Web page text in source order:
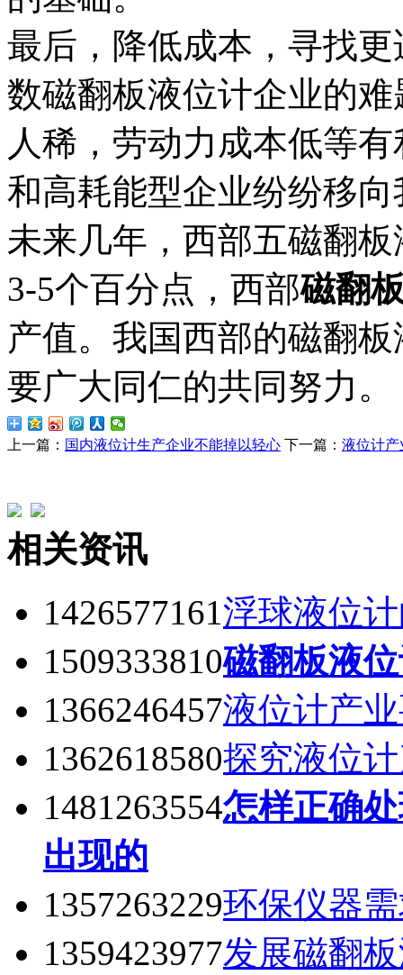
最后，降低成本，寻找
数磁翻板液位计企业的
人稀，劳动力成本低等
和高耗能型企业纷纷移
未来几年，西部五磁翻
3-5个百分点，西部磁翻
产值。我国西部的磁翻
要广大同仁的共同努力。
上一篇： 国内液位计生产企业不能掉以轻心 下一篇： 液位计产
相关资讯
1426577161浮球液位
1509333810磁翻板液
1366246457液位计产
1362618580探究液位
1481263554怎样正确
出现的
1357263229环保仪器
1359423977发展磁翻